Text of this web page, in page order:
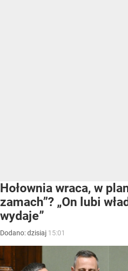
Hołownia wraca, w
zamach”? „On lubi
wydaje”
Dodano:dzisiaj 15:01